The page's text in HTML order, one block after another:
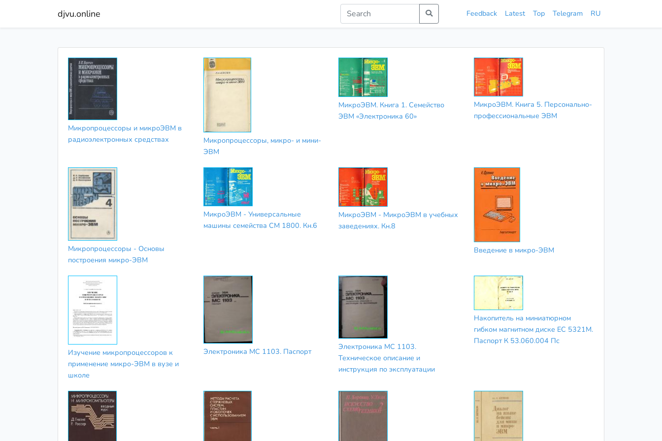
djvu.online Feedback Latest Top Telegram RU
Микропроцессоры и микроЭВМ в
радиоэлектронных средствах
Микропроцессоры, микро- и мини-
ЭВМ
МикроЭВМ. Книга 1. Семейство
ЭВМ «Электроника 60»
МикроЭВМ. Книга 5. Персонально-
профессиональные ЭВМ
Микропроцессоры - Основы
построения микро-ЭВМ
МикроЭВМ - Универсальные
машины семейства СМ 1800. Кн.6
МикроЭВМ - МикроЭВМ в учебных
заведениях. Кн.8
Введение в микро-ЭВМ
Изучение микропроцессоров к
применение микро-ЭВМ в вузе и
школе
Электроника МС 1103. Паспорт
Электроника МС 1103.
Техническое описание и
инструкция по эксплуатации
Накопитель на миниатюрном
гибком магнитном диске ЕС 5321М.
Паспорт К 53.060.004 Пс